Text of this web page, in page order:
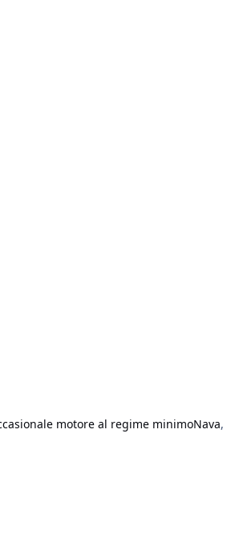
motore al regime minimoNava,